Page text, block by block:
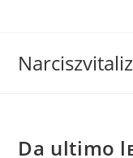
Da ultimo